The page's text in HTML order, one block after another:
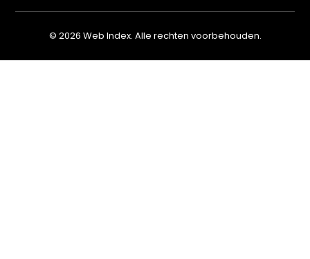
© 2026 Web Index. Alle rechten voorbehouden.